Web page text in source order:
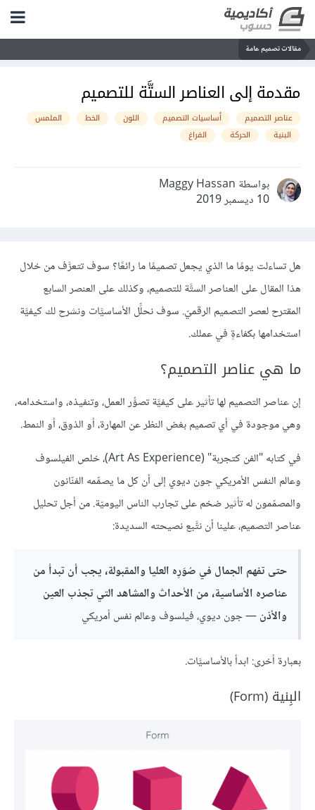
مقالات تصميم عامة
مقدمة إلى العناصر الستَّة للتصميم
عناصر التصميم أساسيات التصميم اللون الخط
الملمس
البنية
الحركة الفراغ
بواسطة Maggy Hassan
10 ديسمبر 2019
هل تساءلت يومًا ما الذي يجعل تصميمًا ما رائعًا؟ سوف تتعرَّف من خلال
هذا المقال على العناصر الستَّة للتصميم، وكذلك على العنصر السابع
المقترح لعصر التصميم الرقميّ. سوف نحلِّل الأساسيَّات ونشرح لك كيفيَّة
استخدامها بكفاءةٍ في عملك.
ما هي عناصر التصميم؟
إن عناصر التصميم لها تأثير على كيفيَّة تصوُّر العمل، وتنفيذه، واستخدامه،
وهي موجودة في أي تصميم بغض النظر عن المهارة، أو الذوق، أو النمط.
في كتابه "الفن كتجربة" (Art As Experience)، خلص الفيلسوف
وعالم النفس الأمريكي جون ديوي إلى أن كل ما يصمِّمه الفنّانون
والمصمّمون له تأثير ضخم على تجارب الناس اليوميّة. من أجل تحليل
عناصر التصميم، علينا أن نتَّبع نصيحته السديدة:
حتى تفهم الجمال في صُوَرِه العليا والمقبولة، يجب أن تبدأ من
عناصره الأساسية، من الأحداث والمشاهد التي تجذب العين
والأذن— جون ديوي، فيلسوف وعالم نفس أمريكي
بعبارة أخرى: ابدأ بالأساسيَّات.
البِنية (Form)